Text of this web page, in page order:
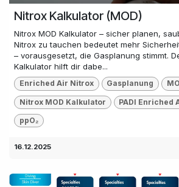
Nitrox Kalkulator (MOD)
Nitrox MOD Kalkulator – sicher planen,
Nitrox zu tauchen bedeutet mehr
– vorausgesetzt, die Gasplanung stimmt.
Kalkulator hilft dir dabe...
Enriched Air Nitrox Gasplanung
Nitrox MOD Kalkulator PADI Enriched
ppO₂
16.12.2025